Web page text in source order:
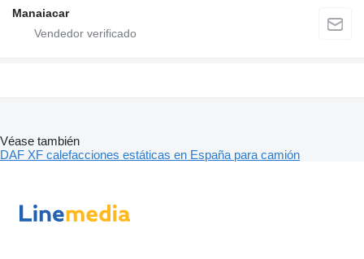
Manaiacar
Véase también
DAF XF calefacciones estáticas en España para camión